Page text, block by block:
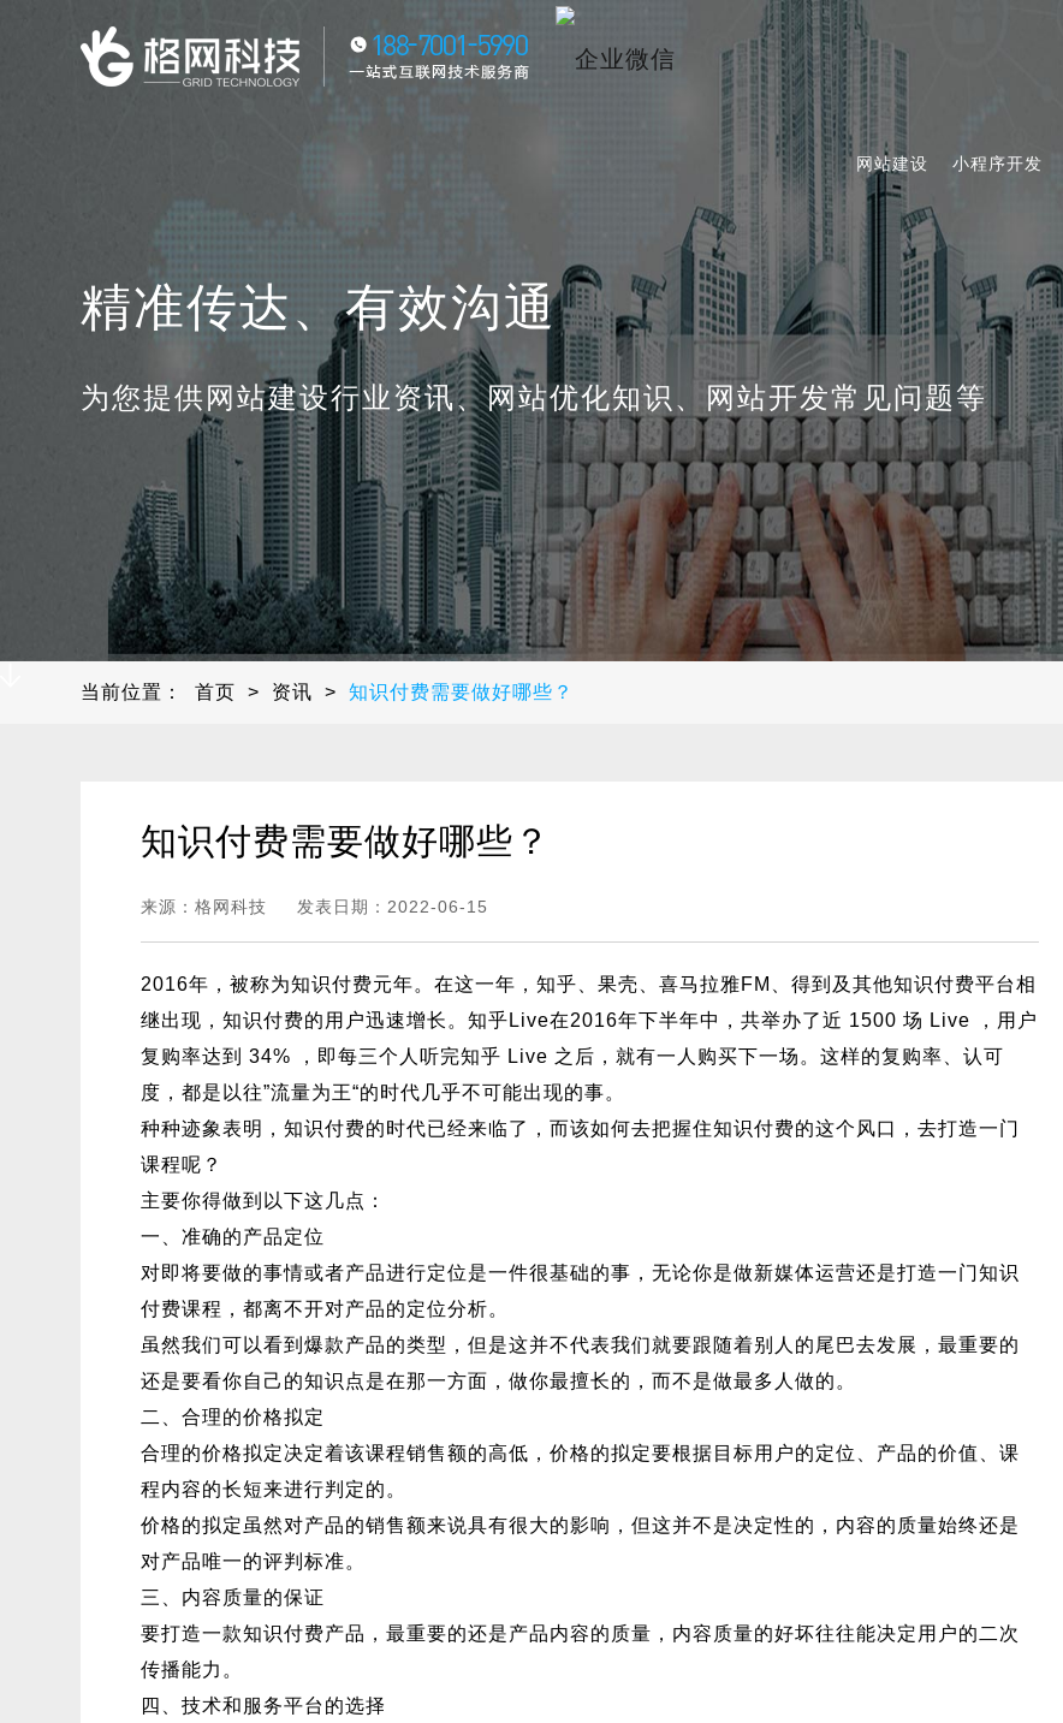
网站建设 小程序开发
精准传达、有效沟通
为您提供网站建设行业资讯、网站优化知识、网站开发常见问题等
当前位置： 首页 > 资讯 > 知识付费需要做好哪些？
知识付费需要做好哪些？
来源：格网科技 发表日期： 2022-06-15
2016年，被称为知识付费元年。在这一年，知乎、果壳、喜马拉雅FM、得到及其他知识付费平台相
继出现，知识付费的用户迅速增长。知乎Live在2016年下半年中，共举办了近 1500 场 Live ，用户
复购率达到 34% ，即每三个人听完知乎 Live 之后，就有一人购买下一场。这样的复购率、认可
度，都是以往”流量为王“的时代几乎不可能出现的事。
种种迹象表明，知识付费的时代已经来临了，而该如何去把握住知识付费的这个风口，去打造一门
课程呢？
主要你得做到以下这几点：
一、准确的产品定位
对即将要做的事情或者产品进行定位是一件很基础的事，无论你是做新媒体运营还是打造一门知识
付费课程，都离不开对产品的定位分析。
虽然我们可以看到爆款产品的类型，但是这并不代表我们就要跟随着别人的尾巴去发展，最重要的
还是要看你自己的知识点是在那一方面，做你最擅长的，而不是做最多人做的。
二、合理的价格拟定
合理的价格拟定决定着该课程销售额的高低，价格的拟定要根据目标用户的定位、产品的价值、课
程内容的长短来进行判定的。
价格的拟定虽然对产品的销售额来说具有很大的影响，但这并不是决定性的，内容的质量始终还是
对产品唯一的评判标准。
三、内容质量的保证
要打造一款知识付费产品，最重要的还是产品内容的质量，内容质量的好坏往往能决定用户的二次
传播能力。
四、技术和服务平台的选择